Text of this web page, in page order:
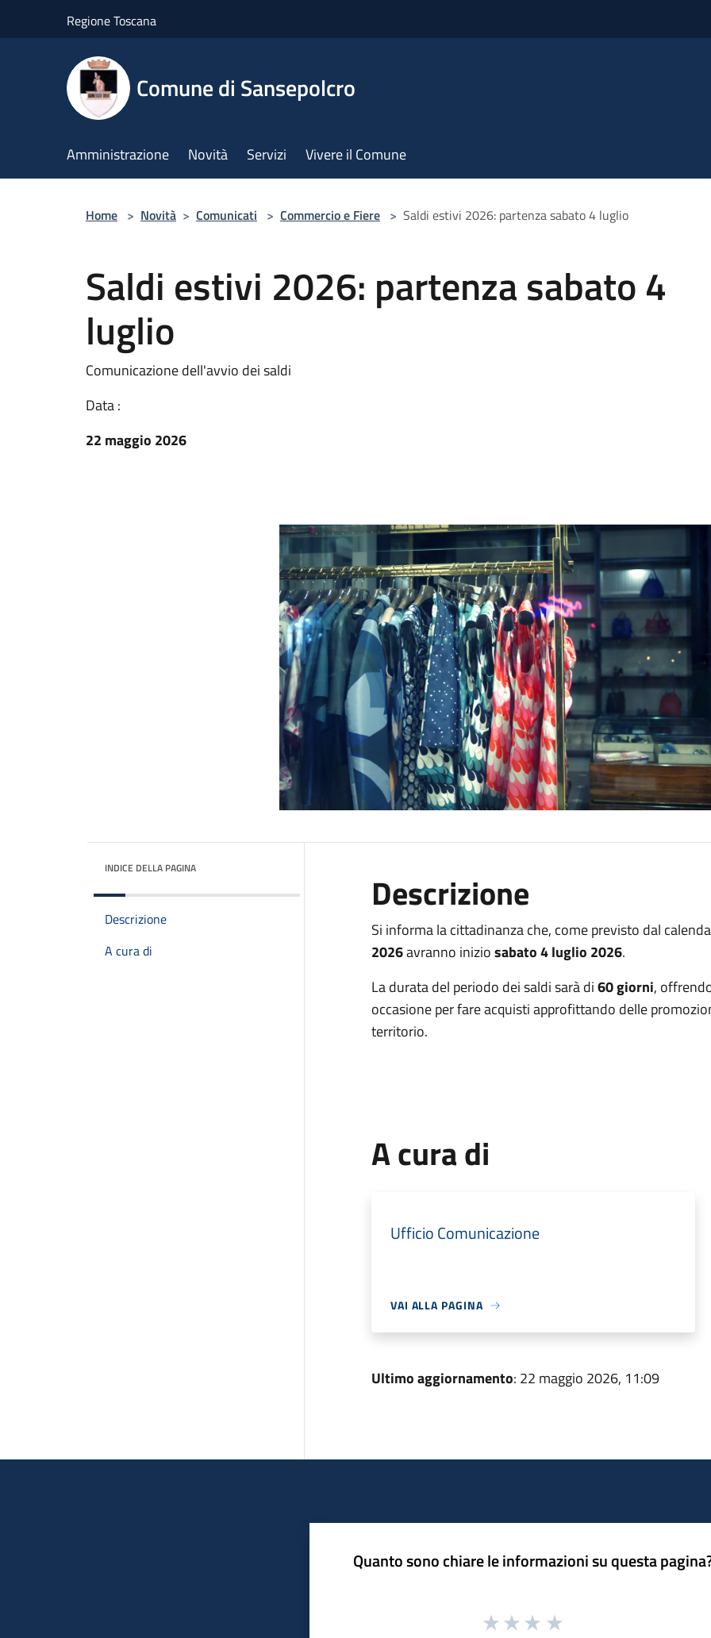
Regione Toscana
Comune di Sansepolcro
Amministrazione Novità Servizi Vivere il Comune
Home > Novità > Comunicati > Commercio e Fiere > Saldi estivi 2026: partenza sabato 4 luglio
Saldi estivi 2026: partenza sabato 4
luglio
Comunicazione dell'avvio dei saldi
Data :
22 maggio 2026
INDICE DELLA PAGINA
Descrizione
A cura di
Descrizione
Si informa la cittadinanza che, come previsto dal
2026avranno iniziosabato 4 luglio 2026.
La durata del periodo dei saldi sarà di60 giorni,
occasione per fare acquisti approfittando delle
territorio.
A cura di
Ufficio Comunicazione
VAI ALLA PAGINA
Ultimo aggiornamento: 22 maggio 2026, 11:09
Quanto sono chiare le informazioni su questa